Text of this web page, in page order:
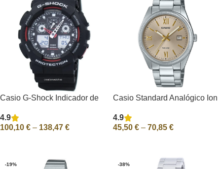
Casio G-Shock Indicador de
1A4 Relógio masculino
4.9
100,10 € – 138,47 €
Casio Standard Analógico Ion
Mostrador Quartzo MTP-
1302DD-9AV Relógio
4.9
45,50 € – 70,85 €
-19% -38%